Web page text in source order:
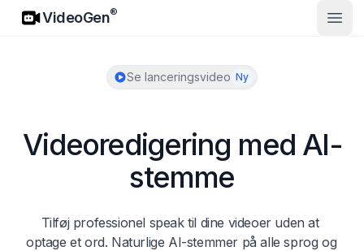
VideoGen
VideoGen®
Åbn
Se lanceringsvideo Ny
Videoredigering med AI-
stemme
Tilføj professionel speak til dine videoer uden at
optage et ord. Naturlige AI-stemmer på alle sprog og